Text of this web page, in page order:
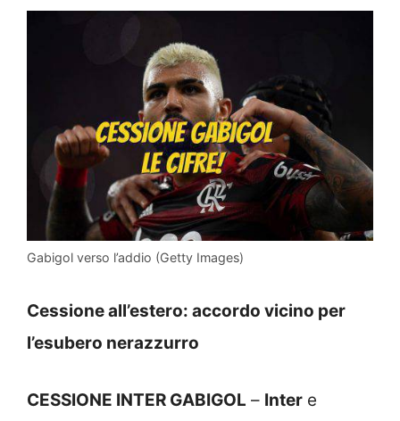
Gabigol verso l’addio (Getty Images)
Cessione all’estero: accordo vicino per
l’esubero nerazzurro
CESSIONE INTER GABIGOL – Inter e